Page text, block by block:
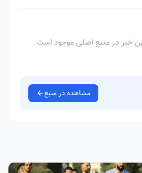
خبر در منبع اصلی موجود است.
مشاهده در منبع